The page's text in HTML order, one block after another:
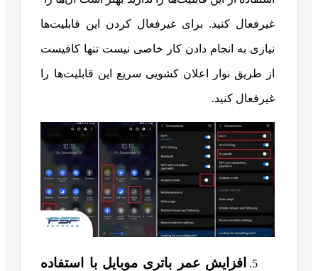
غیرفعال کنید. برای غیرفعال کردن این قابلیت‌ها
نیازی به انجام دادن کار خاصی نیست تنها کافیست
از طریق نوار اعلان کشویی سریع این قابلیت‌ها را
غیرفعال کنید.
افزایش عمر باتری موبایل با استفاده